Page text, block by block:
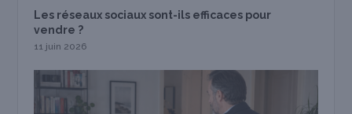
Les réseaux sociaux sont-ils efficaces pour
vendre ?
11 juin 2026